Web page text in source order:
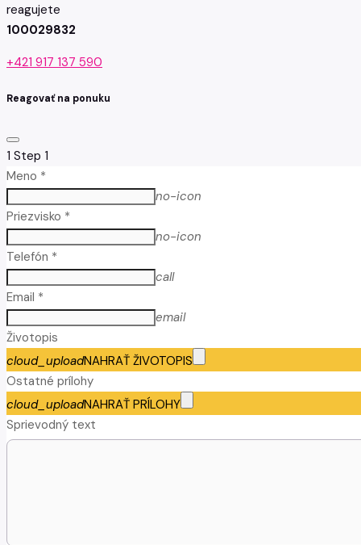
reagujete
100029832
+421 917 137 590
Reagovať na ponuku
1 Step 1
Meno *
no-icon
Priezvisko *
no-icon
Telefón *
call
Email *
email
Životopis
cloud_uploadNAHRAŤ ŽIVOTOPIS
Ostatné prílohy
cloud_uploadNAHRAŤ PRÍLOHY
Sprievodný text